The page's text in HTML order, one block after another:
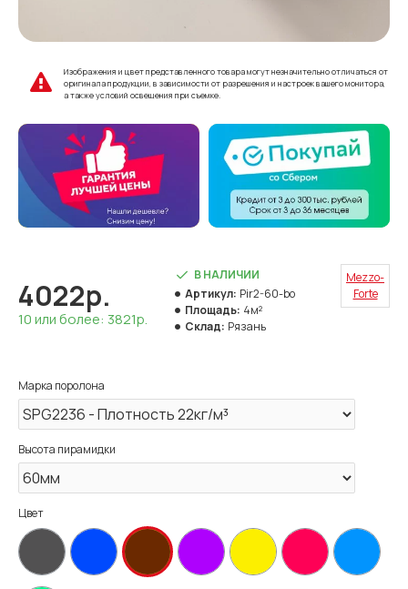
Изображения и цвет представленного товара могут незначительно отличаться от
оригинала продукции, в зависимости от разрешения и настроек вашего монитора,
а также условий освещения при съемке.
4022р.
10 или более: 3821р.
В НАЛИЧИИ
Артикул: Pir2-60-bo
Площадь: 4м²
Склад: Рязань
Mezzo-
Forte
Марка поролона
Высота пирамидки
Цвет